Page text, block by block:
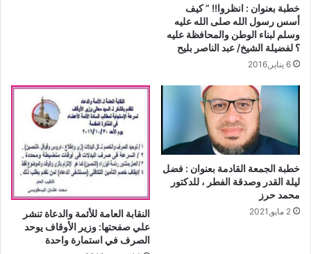
خطبة بعنوان : انظروا!! ” كيف
أسس رسول الله صلى الله عليه
وسلم لبناء الوطن والمحافظة عليه
؟ لفضيلة الشيخ/ عبد الناصر بليح
6 يناير,2016
خطبة الجمعة القادمة بعنوان : فضل
ليلة القدر وصدقة الفطر ، للدكتور
محمد حرز
2 مايو,2021
النقابة العامة للأئمة والدعاة تنشر
علي صفحتها: وزير الأوقاف يوحد
الصرف في استمارة واحدة